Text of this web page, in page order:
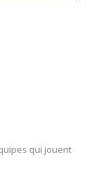
qui jouent